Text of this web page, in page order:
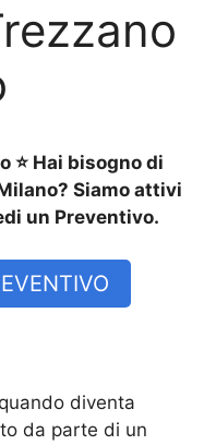
⭐ Hai bisogno di
Siamo attivi
un Preventivo.
diventa
da parte di un